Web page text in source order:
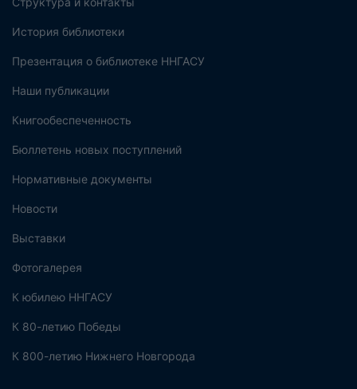
История библиотеки
Презентация о библиотеке ННГАСУ
Наши публикации
Книгообеспеченность
Бюллетень новых поступлений
Нормативные документы
Новости
Выставки
Фотогалерея
К юбилею ННГАСУ
К 80-летию Победы
К 800-летию Нижнего Новгорода